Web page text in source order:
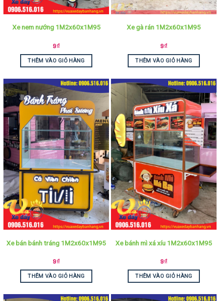
Xe nem nướng 1M2x60x1M95
9₫
THÊM VÀO GIỎ HÀNG
Xe gà rán 1M2x60x1M95
9₫
THÊM VÀO GIỎ HÀNG
Xe bán bánh tráng 1M2x60x1M95
9₫
THÊM VÀO GIỎ HÀNG
Xe bánh mì xá xíu 1M2x60x1M95
9₫
THÊM VÀO GIỎ HÀNG